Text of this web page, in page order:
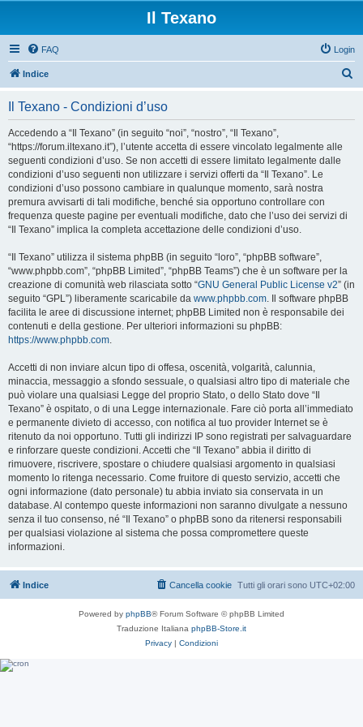
Il Texano
FAQ Login
Indice
Il Texano - Condizioni d’uso
Accedendo a “Il Texano” (in seguito “noi”, “nostro”, “Il Texano”,
“https://forum.iltexano.it”), l’utente accetta di essere vincolato legalmente alle
seguenti condizioni d’uso. Se non accetti di essere limitato legalmente dalle
condizioni d’uso seguenti non utilizzare i servizi offerti da “Il Texano”. Le
condizioni d’uso possono cambiare in qualunque momento, sarà nostra
premura avvisarti di tali modifiche, benché sia opportuno controllare con
frequenza queste pagine per eventuali modifiche, dato che l’uso dei servizi di
“Il Texano” implica la completa accettazione delle condizioni d’uso.
“Il Texano” utilizza il sistema phpBB (in seguito “loro”, “phpBB software”,
“www.phpbb.com”, “phpBB Limited”, “phpBB Teams”) che è un software per la
creazione di comunità web rilasciata sotto “GNU General Public License v2” (in
seguito “GPL”) liberamente scaricabile da www.phpbb.com. Il software phpBB
facilita le aree di discussione internet; phpBB Limited non è responsabile dei
contenuti e della gestione. Per ulteriori informazioni su phpBB:
https://www.phpbb.com.
Accetti di non inviare alcun tipo di offesa, oscenità, volgarità, calunnia,
minaccia, messaggio a sfondo sessuale, o qualsiasi altro tipo di materiale che
può violare una qualsiasi Legge del proprio Stato, o dello Stato dove “Il
Texano” è ospitato, o di una Legge internazionale. Fare ciò porta all’immediato
e permanente divieto di accesso, con notifica al tuo provider Internet se è
ritenuto da noi opportuno. Tutti gli indirizzi IP sono registrati per salvaguardare
e rinforzare queste condizioni. Accetti che “Il Texano” abbia il diritto di
rimuovere, riscrivere, spostare o chiudere qualsiasi argomento in qualsiasi
momento lo ritenga necessario. Come fruitore di questo servizio, accetti che
ogni informazione (dato personale) tu abbia inviato sia conservata in un
database. Al contempo queste informazioni non saranno divulgate a nessuno
senza il tuo consenso, né “Il Texano” o phpBB sono da ritenersi responsabili
per qualsiasi violazione al sistema che possa compromettere queste
informazioni.
Indice Tutti gli orari sono UTC+02:00
Cancella cookie
Powered by phpBB® Forum Software © phpBB Limited
Traduzione Italiana phpBB-Store.it
Privacy | Condizioni